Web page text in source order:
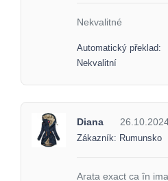
Nekvalitné
Automatický překlad:
Nekvalitní
Diana
Zákazník: Rumunsko
Arata exact ca în